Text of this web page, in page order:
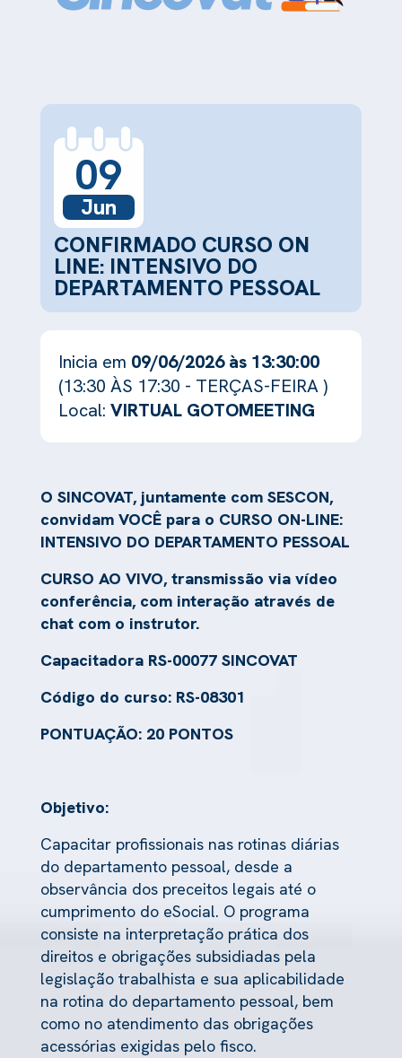
09
Jun
CONFIRMADO CURSO ON
LINE: INTENSIVO DO
DEPARTAMENTO PESSOAL
Inicia em 09/06/2026 às 13:30:00
(13:30 ÀS 17:30 - TERÇAS-FEIRA )
Local: VIRTUAL GOTOMEETING
O SINCOVAT, juntamente com SESCON,
convidam VOCÊ para o CURSO ON-LINE:
INTENSIVO DO DEPARTAMENTO PESSOAL
CURSO AO VIVO, transmissão via vídeo
conferência, com interação através de
chat com o instrutor.
Capacitadora RS-00077 SINCOVAT
Código do curso: RS-08301
PONTUAÇÃO: 20 PONTOS
Objetivo:
Capacitar profissionais nas rotinas diárias
do departamento pessoal, desde a
observância dos preceitos legais até o
cumprimento do eSocial. O programa
consiste na interpretação prática dos
direitos e obrigações subsidiadas pela
legislação trabalhista e sua aplicabilidade
na rotina do departamento pessoal, bem
como no atendimento das obrigações
acessórias exigidas pelo fisco.